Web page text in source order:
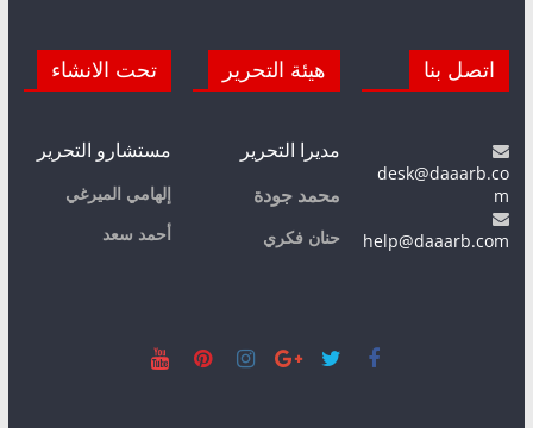
اتصل بنا
desk@daaarb.co
m
help@daaarb.com
هيئة التحرير
مديرا التحرير
محمد جودة
حنان فكري
تحت الانشاء
مستشارو التحرير
إلهامي الميرغي
أحمد سعد